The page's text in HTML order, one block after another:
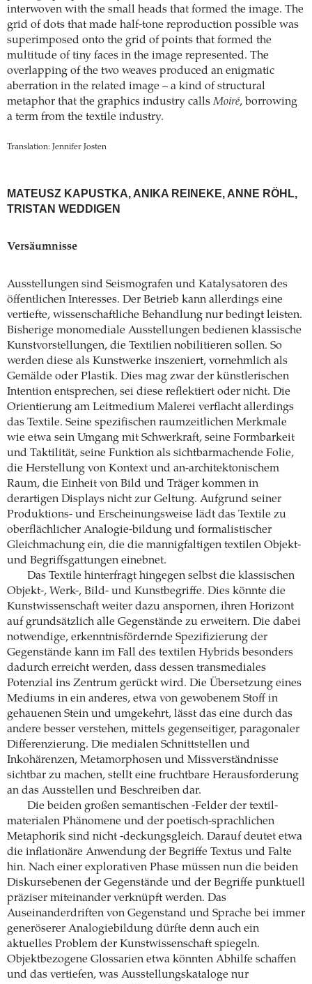
interwoven with the small heads that formed the image. The
grid of dots that made half-tone reproduction possible was
superimposed onto the grid of points that formed the
multitude of tiny faces in the image represented. The
overlapping of the two weaves produced an enigmatic
aberration in the related image – a kind of structural
metaphor that the graphics industry callsMoiré, borrowing
a term from the textile industry.
Translation: Jennifer Josten
MATEUSZ KAPUSTKA, ANIKA REINEKE, ANNE RÖHL,
TRISTAN WEDDIGEN
Versäumnisse
Ausstellungen sind Seismografen und Katalysatoren des
öffentlichen Interesses. Der Betrieb kann allerdings eine
vertiefte, wissenschaftliche Behandlung nur bedingt leisten.
Bisherige monomediale Ausstellungen bedienen klassische
Kunstvorstellungen, die Textilien nobilitieren sollen. So
werden diese als Kunstwerke inszeniert, vornehmlich als
Gemälde oder Plastik. Dies mag zwar der künstlerischen
Intention entsprechen, sei diese reflektiert oder nicht. Die
Orientierung am Leitmedium Malerei verflacht allerdings
das Textile. Seine spezifischen raumzeitlichen Merkmale
wie etwa sein Umgang mit Schwerkraft, seine Formbarkeit
und Taktilität, seine Funktion als sichtbarmachende Folie,
die Herstellung von Kontext und an-architektonischem
Raum, die Einheit von Bild und Träger kommen in
derartigen Displays nicht zur Geltung. Aufgrund seiner
Produktions- und Erscheinungsweise lädt das Textile zu
oberflächlicher Analogie-bildung und formalistischer
Gleichmachung ein, die die mannigfaltigen textilen Objekt-
und Begriffsgattungen einebnet.
Das Textile hinterfragt hingegen selbst die klassischen
Objekt-, Werk-, Bild- und Kunstbegriffe. Dies könnte die
Kunstwissenschaft weiter dazu anspornen, ihren Horizont
auf grundsätzlich alle Gegenstände zu erweitern. Die dabei
notwendige, erkenntnisfördernde Spezifizierung der
Gegenstände kann im Fall des textilen Hybrids besonders
dadurch erreicht werden, dass dessen transmediales
Potenzial ins Zentrum gerückt wird. Die Übersetzung eines
Mediums in ein anderes, etwa von gewobenem Stoff in
gehauenen Stein und umgekehrt, lässt das eine durch das
andere besser verstehen, mittels gegenseitiger, paragonaler
Differenzierung. Die medialen Schnittstellen und
Inkohärenzen, Metamorphosen und Missverständnisse
sichtbar zu machen, stellt eine fruchtbare Herausforderung
an das Ausstellen und Beschreiben dar.
Die beiden großen semantischen -Felder der textil-
materialen Phänomene und der poetisch-sprachlichen
Metaphorik sind nicht -deckungsgleich. Darauf deutet etwa
die inflationäre Anwendung der Begriffe Textus und Falte
hin. Nach einer explorativen Phase müssen nun die beiden
Diskursebenen der Gegenstände und der Begriffe punktuell
präziser miteinander verknüpft werden. Das
Auseinanderdriften von Gegenstand und Sprache bei immer
generöserer Analogiebildung dürfte denn auch ein
aktuelles Problem der Kunstwissenschaft spiegeln.
Objektbezogene Glossarien etwa könnten Abhilfe schaffen
und das vertiefen, was Ausstellungskataloge nur